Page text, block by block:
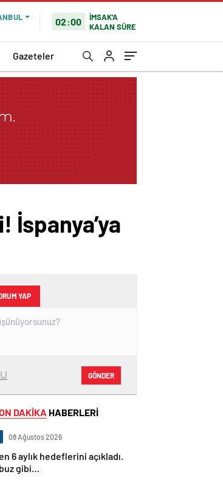
02:00
İMSAK'A
KALAN SÜRE
Gazeteler
İspanya’ya
YAP
GÖNDER
DAKİKA HABERLERİ
08 Ağustos 2026
6 aylık hedeflerini açıkladı.
gibi…